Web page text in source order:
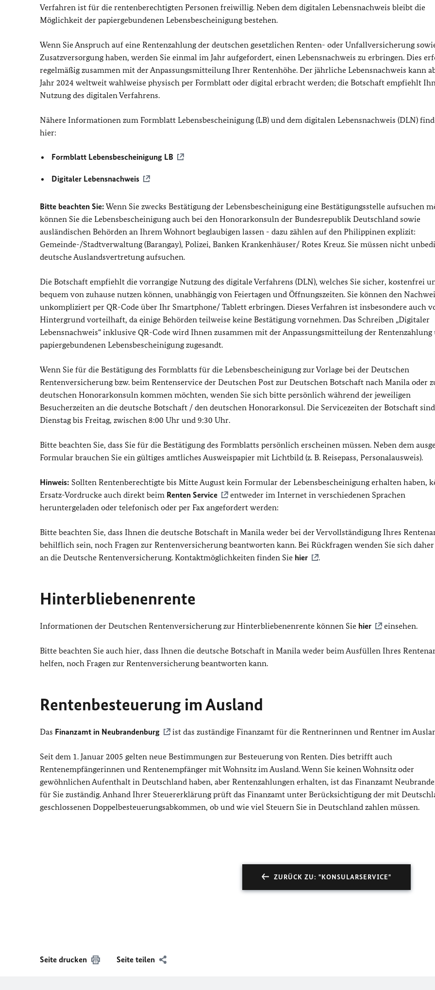
Verfahren ist für die rentenberechtigten Personen freiwillig. Neben dem digitalen Lebensnachweis bleibt die
Möglichkeit der papiergebundenen Lebensbescheinigung bestehen.
Wenn Sie Anspruch auf eine Rentenzahlung der deutschen gesetzlichen Renten- oder Unfallversicherung
Zusatzversorgung haben, werden Sie einmal im Jahr aufgefordert, einen Lebensnachweis zu erbringen. Dies
regelmäßig zusammen mit der Anpassungsmitteilung Ihrer Rentenhöhe. Der jährliche Lebensnachweis kann
Jahr 2024 weltweit wahlweise physisch per Formblatt oder digital erbracht werden; die Botschaft empfiehlt
Nutzung des digitalen Verfahrens.
Nähere Informationen zum Formblatt Lebensbescheinigung (LB) und dem digitalen Lebensnachweis (DLN)
hier:
Formblatt Lebensbescheinigung LB
Digitaler Lebensnachweis
Bitte beachten Sie: Wenn Sie zwecks Bestätigung der Lebensbescheinigung eine Bestätigungsstelle aufsuchen
können Sie die Lebensbescheinigung auch bei den Honorarkonsuln der Bundesrepublik Deutschland sowie
ausländischen Behörden an Ihrem Wohnort beglaubigen lassen - dazu zählen auf den Philippinen explizit:
Gemeinde-/Stadtverwaltung (Barangay), Polizei, Banken Krankenhäuser/ Rotes Kreuz. Sie müssen nicht
deutsche Auslandsvertretung aufsuchen.
Die Botschaft empfiehlt die vorrangige Nutzung des digitale Verfahrens (DLN), welches Sie sicher, kostenfrei
bequem von zuhause nutzen können, unabhängig von Feiertagen und Öffnungszeiten. Sie können den
unkompliziert per QR-Code über Ihr Smartphone/ Tablett erbringen. Dieses Verfahren ist insbesondere auch
Hintergrund vorteilhaft, da einige Behörden teilweise keine Bestätigung vornehmen. Das Schreiben „Digitaler
Lebensnachweis“ inklusive QR-Code wird Ihnen zusammen mit der Anpassungsmitteilung der Rentenzahlung
papiergebundenen Lebensbescheinigung zugesandt.
Wenn Sie für die Bestätigung des Formblatts für die Lebensbescheinigung zur Vorlage bei der Deutschen
Rentenversicherung bzw. beim Rentenservice der Deutschen Post zur Deutschen Botschaft nach Manila oder
deutschen Honorarkonsuln kommen möchten, wenden Sie sich bitte persönlich während der jeweiligen
Besucherzeiten an die deutsche Botschaft / den deutschen Honorarkonsul. Die Servicezeiten der Botschaft sind
Dienstag bis Freitag, zwischen 8:00 Uhr und 9:30 Uhr.
Bitte beachten Sie, dass Sie für die Bestätigung des Formblatts persönlich erscheinen müssen. Neben dem
Formular brauchen Sie ein gültiges amtliches Ausweispapier mit Lichtbild (z. B. Reisepass, Personalausweis).
Hinweis: Sollten Rentenberechtigte bis Mitte August kein Formular der Lebensbescheinigung erhalten haben,
Ersatz-Vordrucke auch direkt beim Renten Service
entweder im Internet in verschiedenen Sprachen
heruntergeladen oder telefonisch oder per Fax angefordert werden:
Bitte beachten Sie, dass Ihnen die deutsche Botschaft in Manila weder bei der Vervollständigung Ihres
behilflich sein, noch Fragen zur Rentenversicherung beantworten kann. Bei Rückfragen wenden Sie sich
an die Deutsche Rentenversicherung. Kontaktmöglichkeiten finden Sie hier .
Hinterbliebenenrente
Informationen der Deutschen Rentenversicherung zur Hinterbliebenenrente können Sie hier einsehen.
Bitte beachten Sie auch hier, dass Ihnen die deutsche Botschaft in Manila weder beim Ausfüllen Ihres
helfen, noch Fragen zur Rentenversicherung beantworten kann.
Rentenbesteuerung im Ausland
Das Finanzamt in Neubrandenburg ist das zuständige Finanzamt für die Rentnerinnen und Rentner im
Seit dem 1. Januar 2005 gelten neue Bestimmungen zur Besteuerung von Renten. Dies betrifft auch
Rentenempfängerinnen und Rentenempfänger mit Wohnsitz im Ausland. Wenn Sie keinen Wohnsitz oder
gewöhnlichen Aufenthalt in Deutschland haben, aber Rentenzahlungen erhalten, ist das Finanzamt
für Sie zuständig. Anhand Ihrer Steuererklärung prüft das Finanzamt unter Berücksichtigung der mit
geschlossenen Doppelbesteuerungsabkommen, ob und wie viel Steuern Sie in Deutschland zahlen müssen.
ZURÜCK ZU: "KONSULARSERVICE"
Seite drucken Seite teilen